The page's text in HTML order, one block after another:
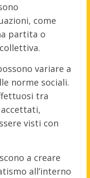
come
partita o
variare a
norme sociali.
tra
visti con
a creare
all’interno